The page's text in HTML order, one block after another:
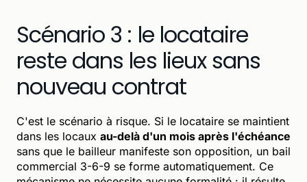
Scénario 3 : le locataire
reste dans les lieux sans
nouveau contrat
C'est le scénario à risque. Si le locataire se maintient
dans les locaux au-delà d'un mois après l'échéance
sans que le bailleur manifeste son opposition, un bail
commercial 3-6-9 se forme automatiquement. Ce